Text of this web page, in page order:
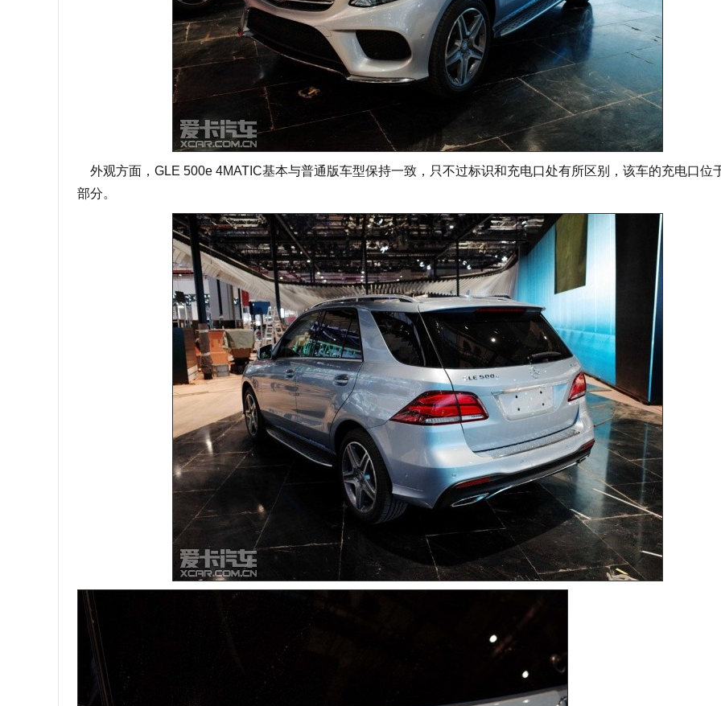
外观方面，GLE 500e 4MATIC基本与普通版车型保持一致，只不过标识和充电口处有所区别，该车的充电口位
部分。